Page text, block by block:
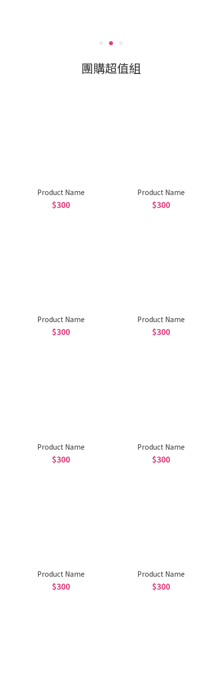
團購超值組
Product Name
$300
Product Name
$300
Product Name
$300
Product Name
$300
Product Name
$300
Product Name
$300
Product Name
$300
Product Name
$300